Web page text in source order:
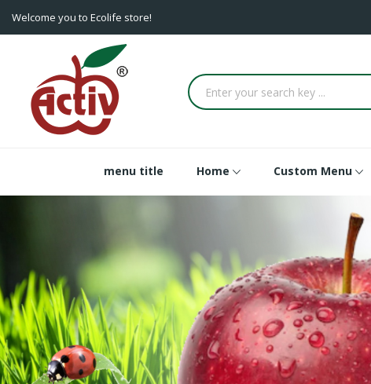
Welcome you to Ecolife store!
menu title Home Custom Menu